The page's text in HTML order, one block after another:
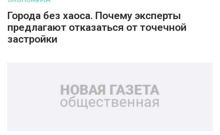
Города без хаоса. Почему эксперты
предлагают отказаться от точечной
застройки